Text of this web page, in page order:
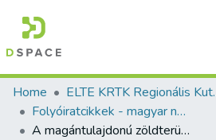
Communities &
Statistics
All of DSpace
Home
ELTE
Folyóiratcikkek - magyar nyelvű (RKI)
A magántulajdonú zöldterületekkel kapcsolatos kertgazdálkodási minták és attitűdök kelet-közép-európai szuburbán térségekben